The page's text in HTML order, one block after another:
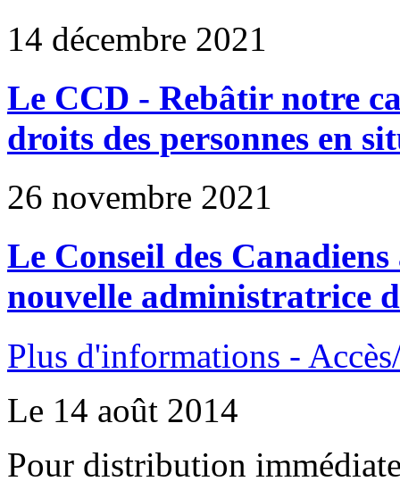
14 décembre 2021
Le CCD - Rebâtir notre
droits des personnes en
26 novembre 2021
Le Conseil des
nouvelle administratrice
Plus d'informations -
Le 14 août 2014
Pour distribution